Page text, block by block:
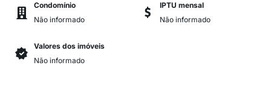
Condomínio
Não informado
IPTU mensal
Não informado
Valores dos imóveis
Não informado